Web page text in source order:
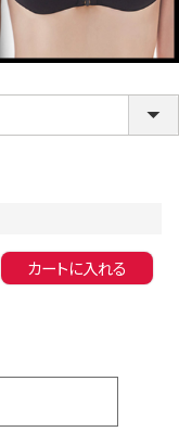
カートに入れる